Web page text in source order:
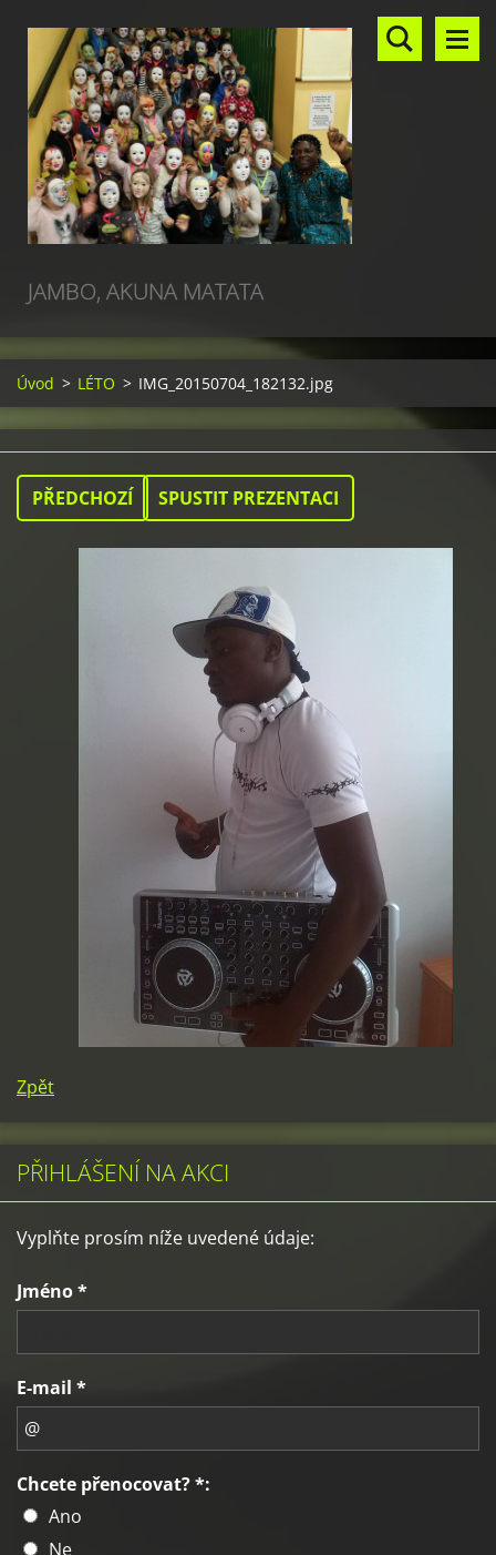
JAMBO, AKUNA MATATA
Úvod > LÉTO > IMG_20150704_182132.jpg
PŘEDCHOZÍ SPUSTIT PREZENTACI
Zpět
PŘIHLÁŠENÍ NA AKCI
Vyplňte prosím níže uvedené údaje:
Jméno *
E-mail *
Chcete přenocovat? *:
Ano
Ne